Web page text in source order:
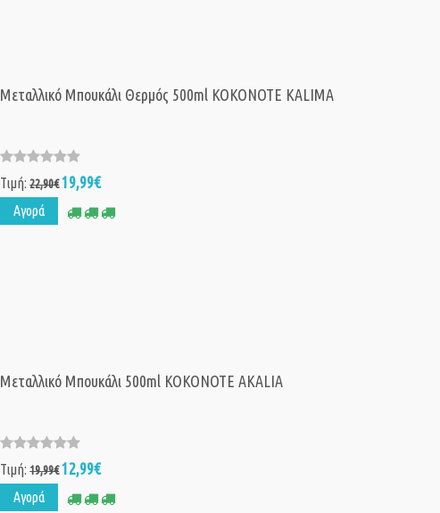
Μεταλλικό Μπουκάλι Θερμός 500ml KOKONOTE KALIMA
Τιμή:22,90€19,99€
Αγορά
Μεταλλικό Μπουκάλι 500ml KOKONOTE AKALIA
Τιμή:19,99€12,99€
Αγορά